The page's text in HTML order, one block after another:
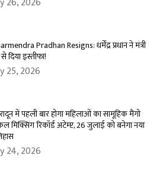
Pradhan Resigns: धर्मेंद्र प्रधान ने मंत्री
दिया इस्तीफा!
25, 2026
में पहली बार होगा महिलाओं का सामूहिक मैंगो
मिक्सिंग रिकॉर्ड अटेम्प्ट, 26 जुलाई को बनेगा नया
24, 2026